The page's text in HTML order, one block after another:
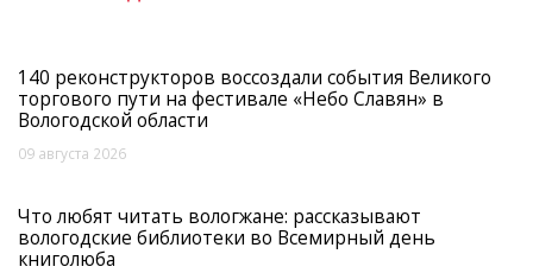
140 реконструкторов воссоздали события Великого
торгового пути на фестивале «Небо Славян» в
Вологодской области
09 августа 2026
Что любят читать вологжане: рассказывают
вологодские библиотеки во Всемирный день
книголюба